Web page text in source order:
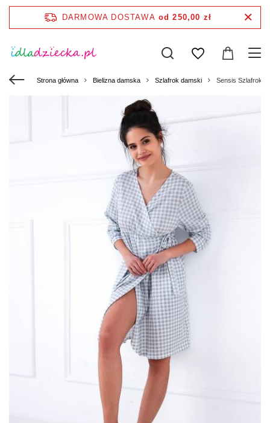
DARMOWA DOSTAWA od 250,00 zł
Strona główna Bielizna damska Szlafrok damski Sensis Szlafrok